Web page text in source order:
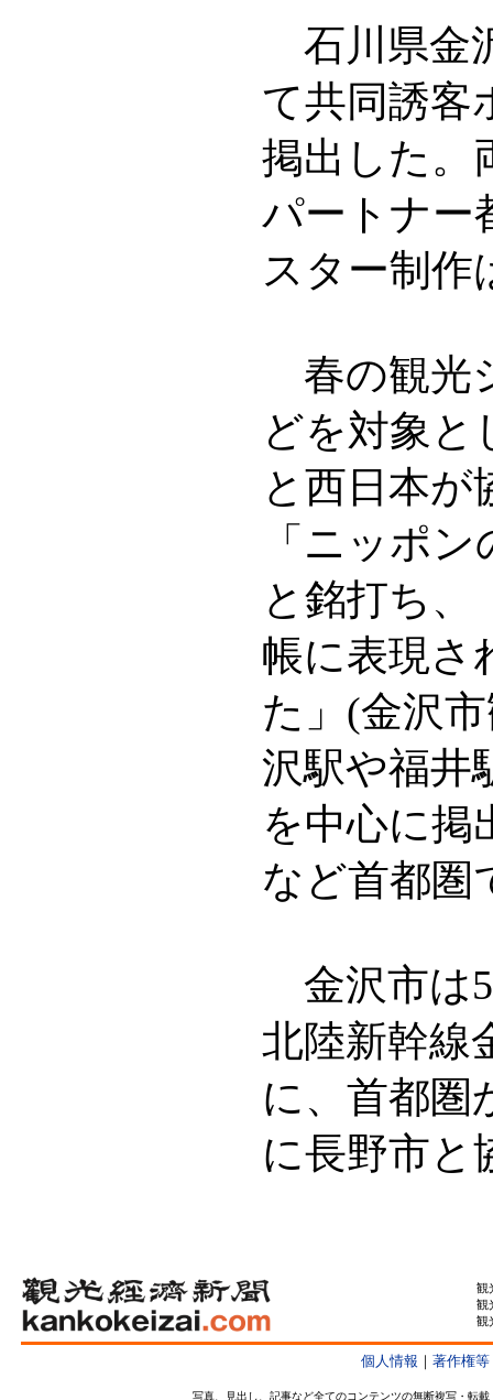
石川県金
て共同誘客
掲出した。
パートナー
スター制作
春の観光
どを対象と
と西日本
「ニッポ
と銘打ち、
帳に表現さ
た」(金沢
沢駅や福井
を中心に掲
など首都圏
金沢市は
北陸新幹線
に、首都圏
に長野市と
観
観
観
個人情報 ｜ 著作権等
写真、見出し、記事など全てのコンテンツの無断複写・転